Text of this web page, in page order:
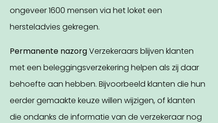
ongeveer 1600 mensen via het loket een
hersteladvies gekregen.
Permanente nazorgVerzekeraars blijven klanten
met een beleggingsverzekering helpen als zij daar
behoefte aan hebben. Bijvoorbeeld klanten die hun
eerder gemaakte keuze willen wijzigen, of klanten
die ondanks de informatie van de verzekeraar nog